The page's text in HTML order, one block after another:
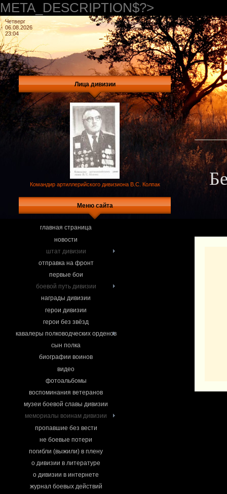
META_DESCRIPTION$?>
Четверг
06.08.2026
23:04
Лица дивизии
Командир артиллерийского дивизиона В.С. Колпак
Меню сайта
главная страница
новости
штат дивизии
отправка на фронт
первые бои
боевой путь дивизии
награды дивизии
герои дивизии
герои без звёзд
кавалеры полководческих орденов
сын полка
биографии воинов
видео
фотоальбомы
воспоминания ветеранов
музеи боевой славы дивизии
мемориалы воинам дивизии
пропавшие без вести
не боевые потери
погибли (выжили) в плену
о дивизии в литературе
о дивизии в интернете
журнал боевых действий